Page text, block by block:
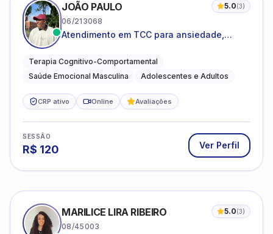
JOÃO PAULO 5.0(3)
06/213068
Atendimento em TCC para ansiedade,
emocional
Terapia Cognitivo-Comportamental
Saúde Emocional Masculina
Adolescentes e Adultos
CRP ativo Online Avaliações
SESSÃO
R$ 120 Ver Perfil
MARILICE LIRA RIBEIRO 5.0(3)
08/45003